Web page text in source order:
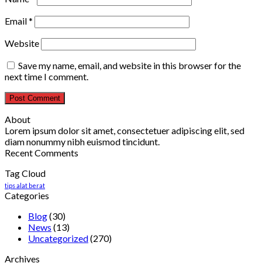
Email*
Website
Save my name, email, and website in this browser for the
next time I comment.
About
Lorem ipsum dolor sit amet, consectetuer adipiscing elit, sed
diam nonummy nibh euismod tincidunt.
Recent Comments
Tag Cloud
tips alat berat
Categories
Blog(30)
News (13)
Uncategorized(270)
Archives